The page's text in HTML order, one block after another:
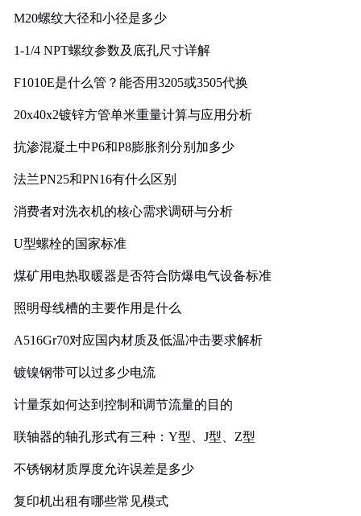
M20螺纹大径和小径是多少
1-1/4 NPT螺纹参数及底孔尺寸详解
F1010E是什么管？能否用3205或3505代换
20x40x2镀锌方管单米重量计算与应用分析
抗渗混凝土中P6和P8膨胀剂分别加多少
法兰PN25和PN16有什么区别
消费者对洗衣机的核心需求调研与分析
U型螺栓的国家标准
煤矿用电热取暖器是否符合防爆电气设备标准
照明母线槽的主要作用是什么
A516Gr70对应国内材质及低温冲击要求解析
镀镍钢带可以过多少电流
计量泵如何达到控制和调节流量的目的
联轴器的轴孔形式有三种：Y型、J型、Z型
不锈钢材质厚度允许误差是多少
复印机出租有哪些常见模式